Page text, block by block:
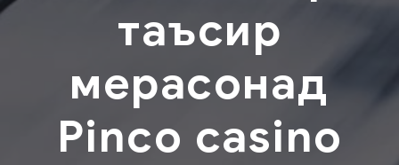
таъсир
мерасонад
Pinco casino